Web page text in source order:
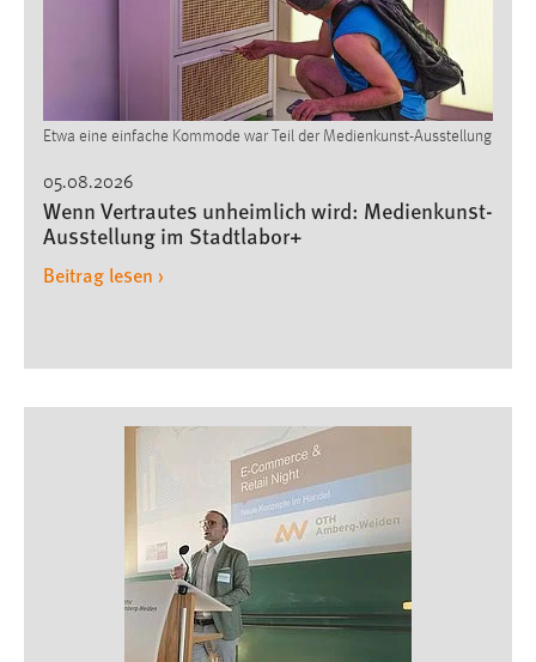
Etwa eine einfache Kommode war Teil der Medienkunst-Ausstellung
05.08.2026
Wenn Vertrautes unheimlich wird: Medienkunst-
Ausstellung im Stadtlabor+
Beitrag lesen ›
_pk_ref, _pk_cvar, _pk_id, _pk_ses
Zugriffsstatistik
Cookie Laufzeit:
MARKETING
Anbieter:
Google Ireland Limited